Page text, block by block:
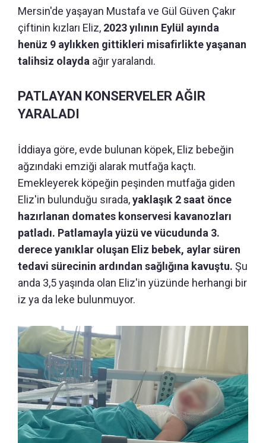
Mersin'de yaşayan Mustafa ve Gül Güven Çakır
çiftinin kızları Eliz, 2023 yılının Eylül ayında
henüz 9 aylıkken gittikleri misafirlikte yaşanan
talihsiz olayda ağır yaralandı.
PATLAYAN KONSERVELER AĞIR
YARALADI
İddiaya göre, evde bulunan köpek, Eliz bebeğin
ağzındaki emziği alarak mutfağa kaçtı.
Emekleyerek köpeğin peşinden mutfağa giden
Eliz'in bulunduğu sırada,yaklaşık 2 saat önce
hazırlanan domates konservesi kavanozları
patladı. Patlamayla yüzü ve vücudunda 3.
derece yanıklar oluşan Eliz bebek, aylar süren
tedavi sürecinin ardından sağlığına kavuştu. Şu
anda 3,5 yaşında olan Eliz'in yüzünde herhangi bir
iz ya da leke bulunmuyor.